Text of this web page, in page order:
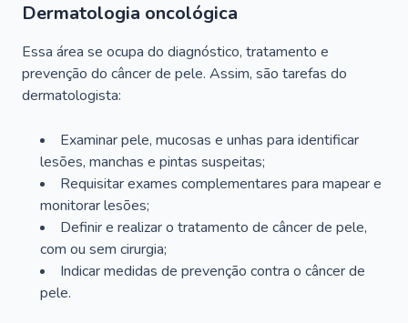
Dermatologia oncológica
Essa área se ocupa do diagnóstico, tratamento e
prevenção do câncer de pele. Assim, são tarefas do
dermatologista:
Examinar pele, mucosas e unhas para identificar
lesões, manchas e pintas suspeitas;
Requisitar exames complementares para mapear e
monitorar lesões;
Definir e realizar o tratamento de câncer de pele,
com ou sem cirurgia;
Indicar medidas de prevenção contra o câncer de
pele.